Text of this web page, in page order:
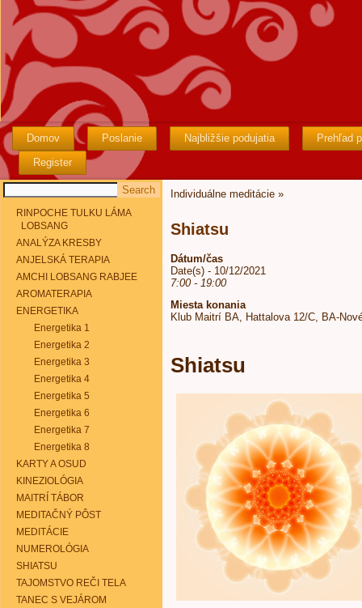
Domov Poslanie Najbližšie podujatia
Prehľad
Register
RINPOCHE TULKU LÁMA
LOBSANG
ANALÝZA KRESBY
ANJELSKÁ TERAPIA
AMCHI LOBSANG RABJEE
AROMATERAPIA
ENERGETIKA
Energetika 1
Energetika 2
Energetika 3
Energetika 4
Energetika 5
Energetika 6
Energetika 7
Energetika 8
KARTY A OSUD
KINEZIOLÓGIA
MAITRÍ TÁBOR
MEDITAČNÝ PÔST
MEDITÁCIE
NUMEROLÓGIA
SHIATSU
TAJOMSTVO REČI TELA
TANEC S VEJÁROM
Individuálne meditácie »
Shiatsu
Dátum/čas
Date(s) - 10/12/2021
7:00 - 19:00
Miesta konania
Klub Maitrí BA, Hattalova 12/C, BA-
Shiatsu